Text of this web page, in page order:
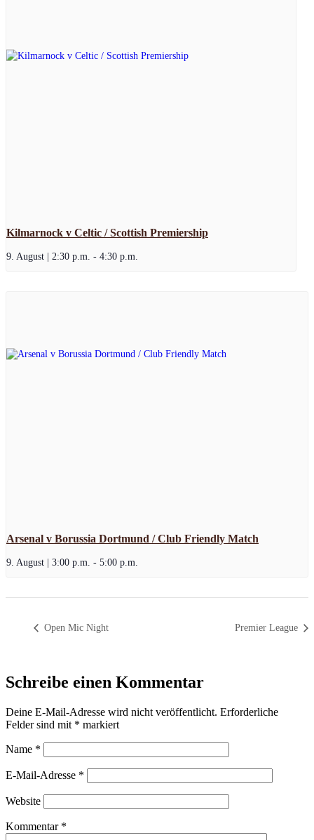
Kilmarnock v Celtic / Scottish Premiership
9. August | 2:30 p.m. - 4:30 p.m.
Arsenal v Borussia Dortmund / Club Friendly Match
9. August | 3:00 p.m. - 5:00 p.m.
Open Mic Night Premier League
Schreibe einen Kommentar
Deine E-Mail-Adresse wird nicht veröffentlicht. Erforderliche
Felder sind mit * markiert
Name *
E-Mail-Adresse *
Website
Kommentar *